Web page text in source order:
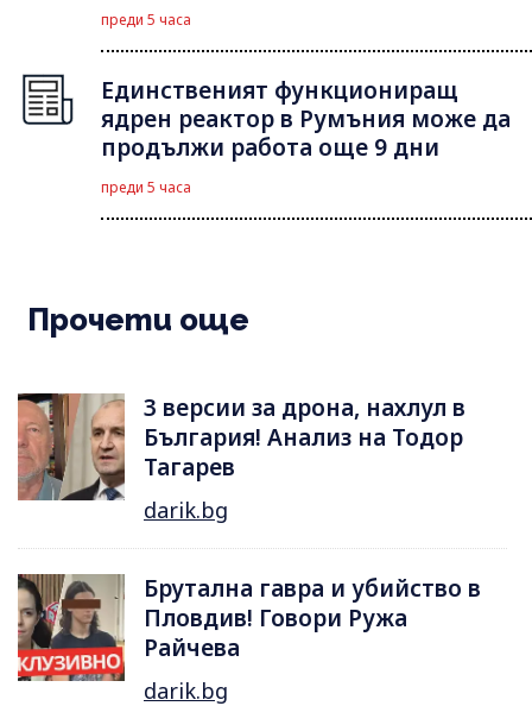
преди 5 часа
Единственият функциониращ
ядрен реактор в Румъния може да
продължи работа още 9 дни
преди 5 часа
Прочети още
3 версии за дрона, нахлул в
България! Анализ на Тодор
Тагарев
darik.bg
Брутална гавра и убийство в
Пловдив! Говори Ружа
Райчева
darik.bg